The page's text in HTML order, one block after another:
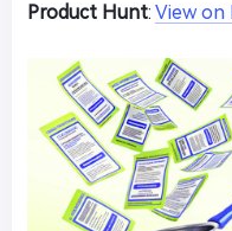
Product Hunt: View